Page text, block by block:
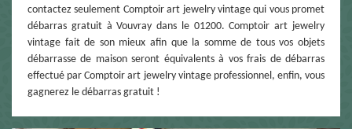
contactez seulement Comptoir art jewelry vintage qui vous promet
débarras gratuit à Vouvray dans le 01200. Comptoir art jewelry
vintage fait de son mieux afin que la somme de tous vos objets
débarrasse de maison seront équivalents à vos frais de débarras
effectué par Comptoir art jewelry vintage professionnel, enfin, vous
gagnerez le débarras gratuit !